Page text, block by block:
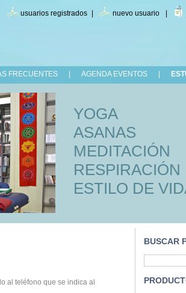
usuarios registrados nuevo usuario
FRECUENTES AGENDA EVENTOS
YOGA
ASANAS
MEDITACIÓN
RESPIRACIÓN
ESTILO DE
al teléfono que se indica al
BUSCAR